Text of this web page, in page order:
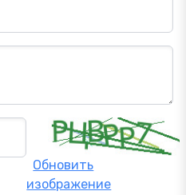
Обновить
изображение